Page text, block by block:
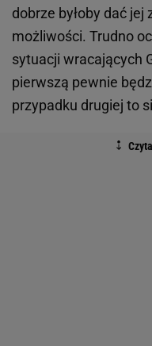
dobrze byłoby dać
możliwości. Trudno
sytuacji wracających
pierwszą pewnie
przypadku drugiej to